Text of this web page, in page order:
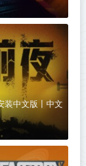
装中文版丨中文